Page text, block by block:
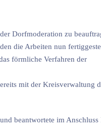
Dorfmoderation zu
die Arbeiten nun
förmliche Verfahren der
mit der Kreisverwaltung
beantwortete im Anschluss